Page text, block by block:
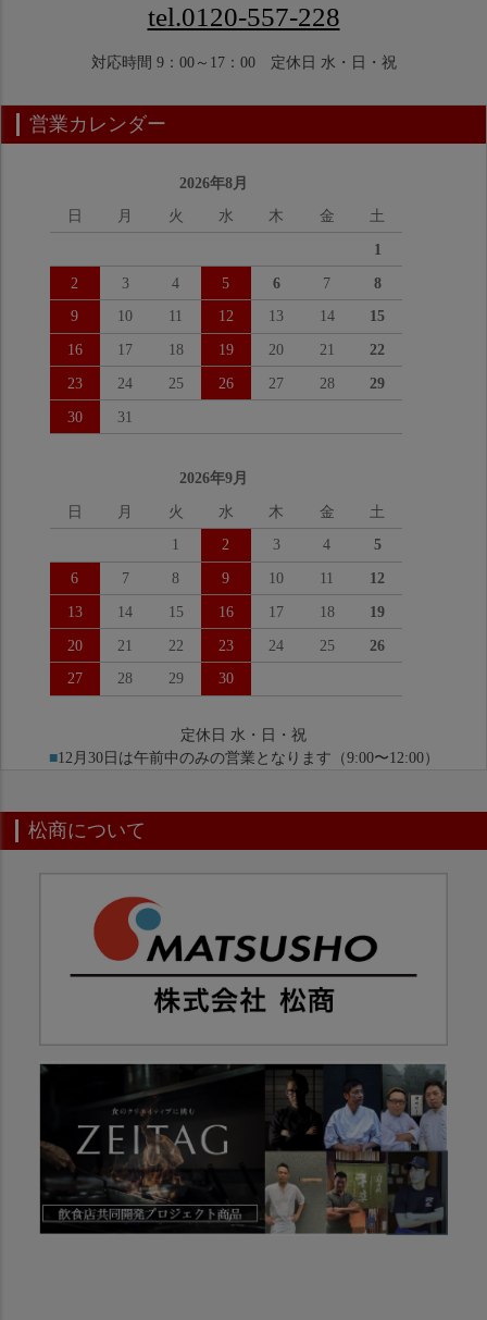
tel.0120-557-228
対応時間 9：00～17：00 定休日 水・日・祝
営業カレンダー
2026年8月
日 月 火 水 木 金 土
1
2 3 4 5 6 7 8
9 10 11 12 13 14 15
16 17 18 19 20 21 22
23 24 25 26 27 28 29
30 31
2026年9月
日 月 火 水 木 金 土
1 2 3 4 5
6 7 8 9 10 11 12
13 14 15 16 17 18 19
20 21 22 23 24 25 26
27 28 29 30
定休日 水・日・祝
■12月30日は午前中のみの営業となります（9:00〜12:00）
松商について